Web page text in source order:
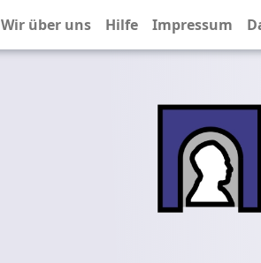
Wir über uns Hilfe Impressum